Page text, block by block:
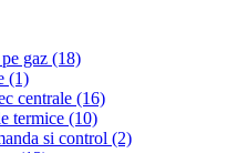
gaz (18)
(1)
centrale (16)
termice (10)
si control (2)